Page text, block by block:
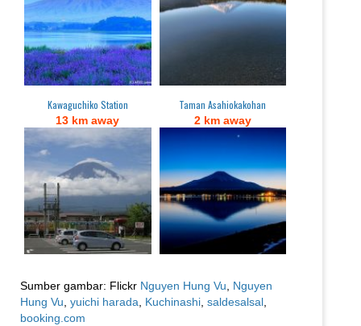
Kawaguchiko Station
13 km away
Taman Asahiokakohan
2 km away
Sumber gambar: Flickr Nguyen Hung Vu
Nguyen
Hung Vu yuichi harada Kuchinashi saldesalsal
booking.com